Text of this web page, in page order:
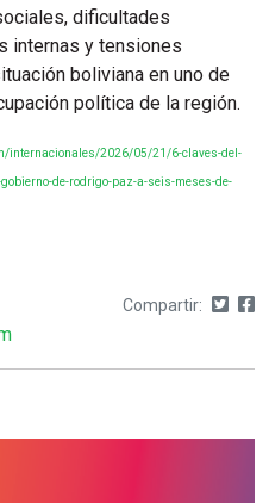
dificultades
internas y tensiones
boliviana en uno de
política de la región.
internacionales/2026/05/21/6-claves-del-
de-rodrigo-paz-a-seis-meses-de-
Compartir: